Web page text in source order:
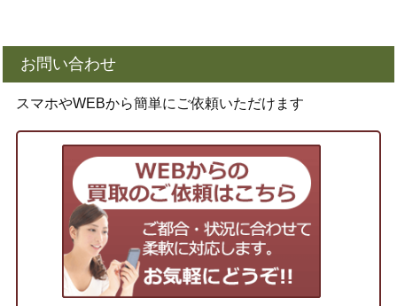
お問い合わせ
スマホやWEBから簡単にご依頼いただけます